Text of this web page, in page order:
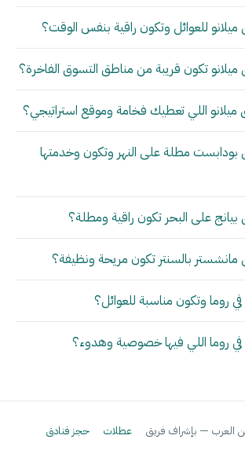
للعوائل وتكون راقية بنفس الوقت؟
تكون قريبة من مناطق التسوق الفاخرة؟
اللي تعطيك فخامة وموقع استراتيجي؟
مطلة على النهر وتكون وخدمتها
على البحر تكون راقية ومطلة؟
بالسنتر تكون مريحة ونظيفة؟
روما وتكون مناسبة للعوائل؟
روما اللي فيها خصوصية وهدوء؟
العرب — بإشراف فريق عطلات حجز فنادق